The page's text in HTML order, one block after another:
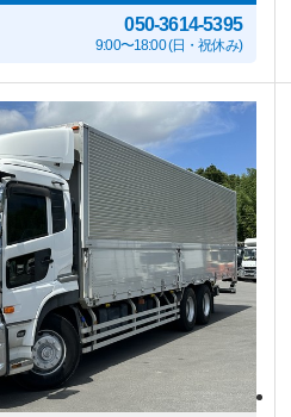
050-3614-5395
9:00〜18:00 (日・祝休み)